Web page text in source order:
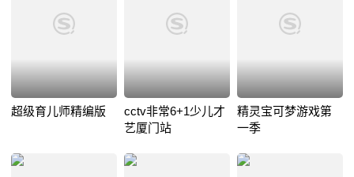
超级育儿师精编版
cctv非常6+1少儿才
艺厦门站
精灵宝可梦游戏第
一季